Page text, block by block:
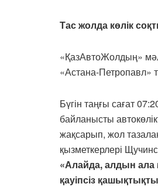
Тас жолда көлік
«ҚазАвтоЖолдың»
«Астана-Петропавл»
Бүгін таңғы сағат
байланысты
жақсарып, жол
қызметкерлері
«Алайда, алдын ала
қауіпсіз